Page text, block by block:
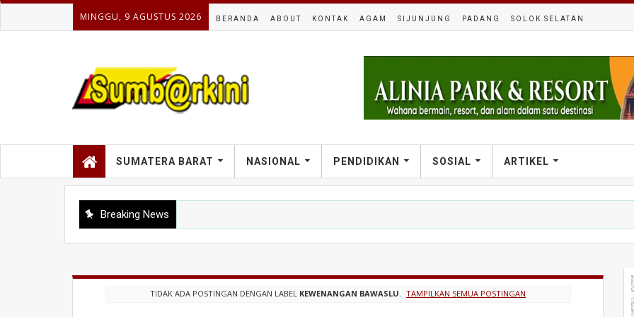
MINGGU, 9 AGUSTUS 2026 BERANDA ABOUT KONTAK AGAM SIJUNJUNG PADANG SOLOK SELATAN
SUMATERA BARAT NASIONAL PENDIDIKAN SOSIAL ARTIKEL
Breaking News
TIDAK ADA POSTINGAN DENGAN LABEL KEWENANGAN BAWASLU. TAMPILKAN SEMUA POSTINGAN